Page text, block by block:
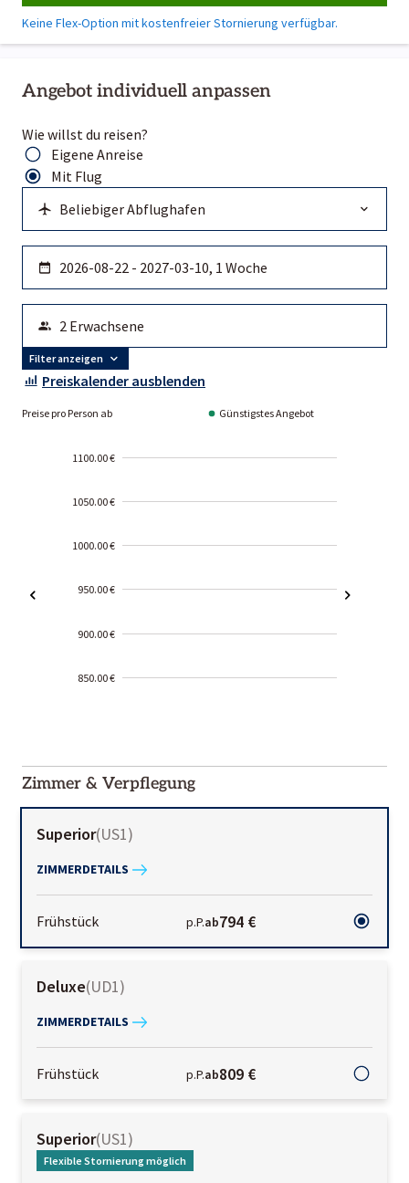
Angebot individuell anpassen
Wie willst du reisen?
Eigene Anreise
Mit Flug
Filter anzeigen
Preiskalender ausblenden
Preise pro Person ab Günstigstes Angebot
1100.00 €
1050.00 €
1000.00 €
950.00 €
900.00 €
850.00 €
01-02
Zimmer & Verpflegung
Superior(US1)
ZIMMERDETAILS
Frühstück p.P.ab794 €
Deluxe(UD1)
ZIMMERDETAILS
Frühstück p.P.ab809 €
Superior(US1)
Flexible Stornierung möglich
Keine Flex-Option mit kostenfreier Stornierung verfügbar.